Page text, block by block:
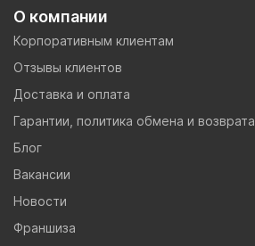
О компании
Корпоративным клиентам
Отзывы клиентов
Доставка и оплата
Гарантии, политика обмена и возврата
Блог
Вакансии
Новости
Франшиза